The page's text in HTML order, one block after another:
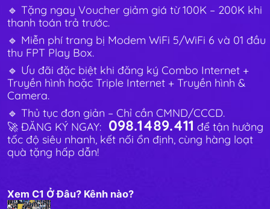
🔹 Tặng ngay Voucher giảm giá từ 100K – 200K khi
thanh toán trả trước.
🔹 Miễn phí trang bị Modem WiFi 5/WiFi 6 và 01 đầu
thu FPT Play Box.
🔹 Ưu đãi đặc biệt khi đăng ký Combo Internet +
Truyền hình hoặc Triple Internet + Truyền hình &
Camera.
🔹 Thủ tục đơn giản – Chỉ cần CMND/CCCD.
🚀 ĐĂNG KÝ NGAY: 098.1489.411 để tận hưởng
tốc độ siêu nhanh, kết nối ổn định, cùng hàng loạt
quà tặng hấp dẫn!
Xem C1 Ở Đâu? Kênh nào?